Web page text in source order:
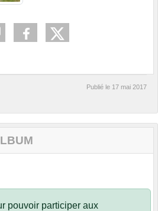
Publié le 17 mai 2017
pouvoir participer aux